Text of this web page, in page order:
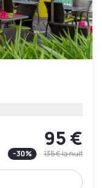
95 €
-30% 135 €la nuit